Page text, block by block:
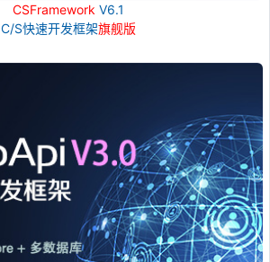
CSFramework V6.1
C/S快速开发框架旗舰版